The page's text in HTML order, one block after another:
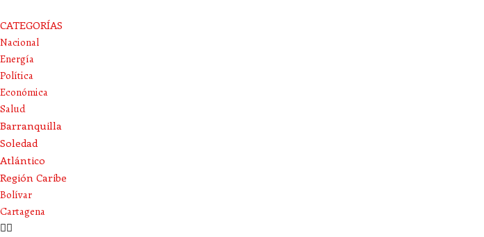
CATEGORÍAS
Nacional
Energía
Política
Económica
Salud
Barranquilla
Soledad
Atlántico
Región Caribe
Bolívar
Cartagena